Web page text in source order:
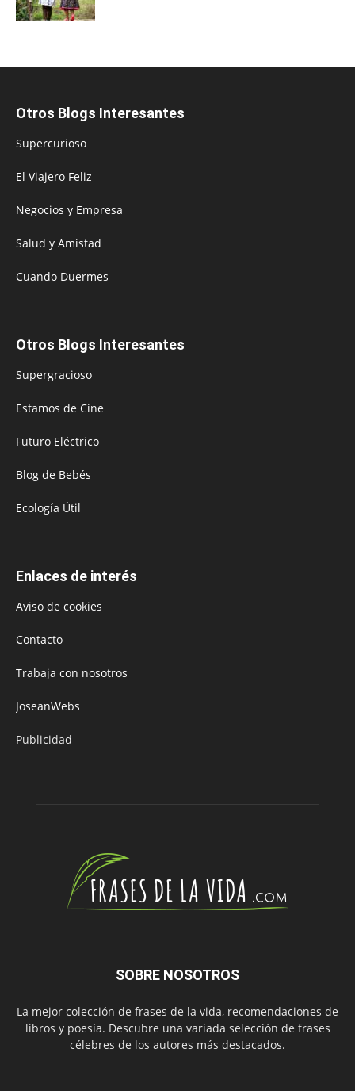
Otros Blogs Interesantes
Supercurioso
El Viajero Feliz
Negocios y Empresa
Salud y Amistad
Cuando Duermes
Otros Blogs Interesantes
Supergracioso
Estamos de Cine
Futuro Eléctrico
Blog de Bebés
Ecología Útil
Enlaces de interés
Aviso de cookies
Contacto
Trabaja con nosotros
JoseanWebs
Publicidad
SOBRE NOSOTROS
La mejor colección de frases de la vida, recomendaciones de
libros y poesía. Descubre una variada selección de frases
célebres de los autores más destacados.